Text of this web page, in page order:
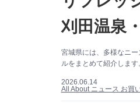
刈田温泉
宮城県には、多様なニ
ルをまとめて紹介しま
2026.06.14
All About ニュース お買